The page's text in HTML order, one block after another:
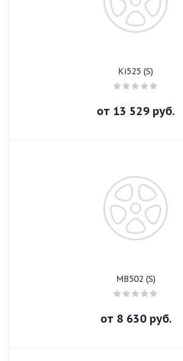
Ki525 (S)
от 13 529 руб.
MB502 (S)
от 8 630руб.